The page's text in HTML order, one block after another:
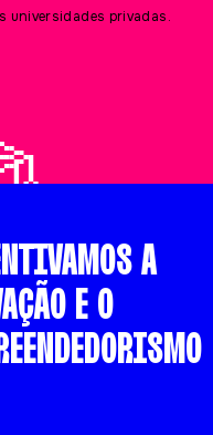
universidades privadas.
A
E O